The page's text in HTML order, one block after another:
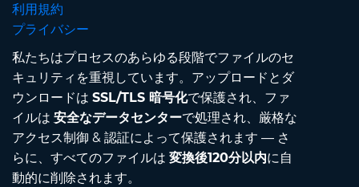
利用規約
プライバシー
私たちはプロセスのあらゆる段階でファイルのセ
キュリティを重視しています。アップロードとダ
ウンロードは SSL/TLS 暗号化で保護され、ファ
イルは 安全なデータセンターで処理され、厳格な
アクセス制御 & 認証によって保護されます — さ
らに、すべてのファイルは 変換後120分以内に自
動的に削除されます。